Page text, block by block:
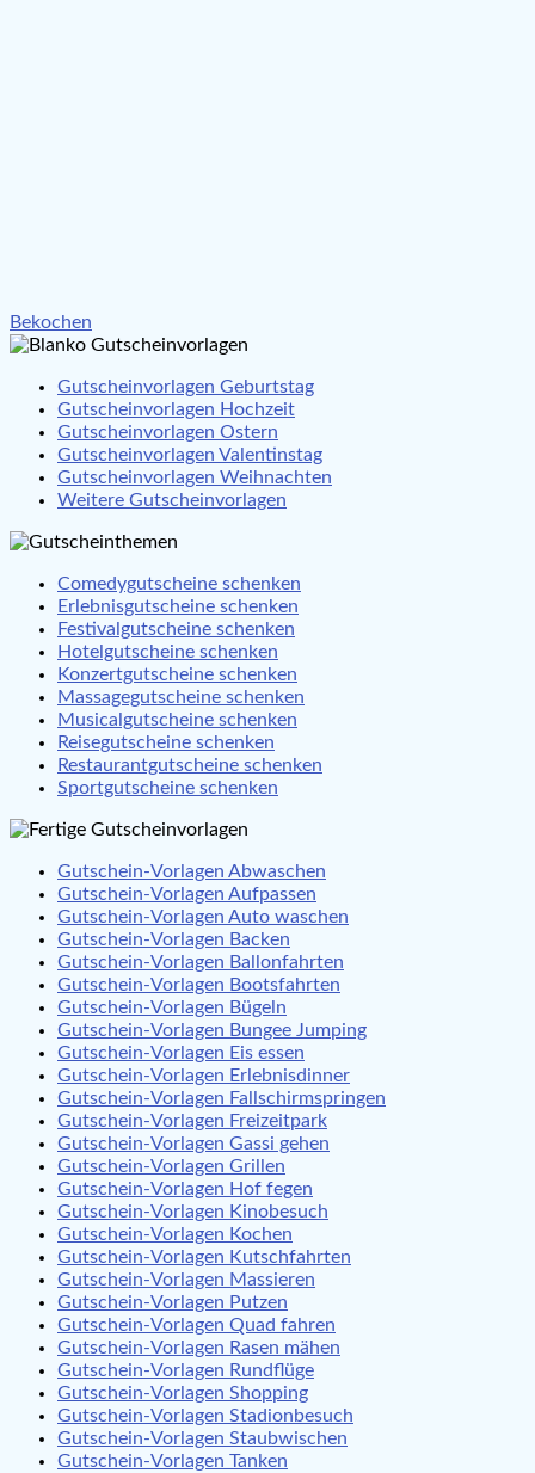
Beitragsnavigation
Bekochen
Gutscheinvorlagen Geburtstag
Gutscheinvorlagen Hochzeit
Gutscheinvorlagen Ostern
Gutscheinvorlagen Valentinstag
Gutscheinvorlagen Weihnachten
Weitere Gutscheinvorlagen
Comedygutscheine schenken
Erlebnisgutscheine schenken
Festivalgutscheine schenken
Hotelgutscheine schenken
Konzertgutscheine schenken
Massagegutscheine schenken
Musicalgutscheine schenken
Reisegutscheine schenken
Restaurantgutscheine schenken
Sportgutscheine schenken
Gutschein-Vorlagen Abwaschen
Gutschein-Vorlagen Aufpassen
Gutschein-Vorlagen Auto waschen
Gutschein-Vorlagen Backen
Gutschein-Vorlagen Ballonfahrten
Gutschein-Vorlagen Bootsfahrten
Gutschein-Vorlagen Bügeln
Gutschein-Vorlagen Bungee Jumping
Gutschein-Vorlagen Eis essen
Gutschein-Vorlagen Erlebnisdinner
Gutschein-Vorlagen Fallschirmspringen
Gutschein-Vorlagen Freizeitpark
Gutschein-Vorlagen Gassi gehen
Gutschein-Vorlagen Grillen
Gutschein-Vorlagen Hof fegen
Gutschein-Vorlagen Kinobesuch
Gutschein-Vorlagen Kochen
Gutschein-Vorlagen Kutschfahrten
Gutschein-Vorlagen Massieren
Gutschein-Vorlagen Putzen
Gutschein-Vorlagen Quad fahren
Gutschein-Vorlagen Rasen mähen
Gutschein-Vorlagen Rundflüge
Gutschein-Vorlagen Shopping
Gutschein-Vorlagen Stadionbesuch
Gutschein-Vorlagen Staubwischen
Gutschein-Vorlagen Tanken